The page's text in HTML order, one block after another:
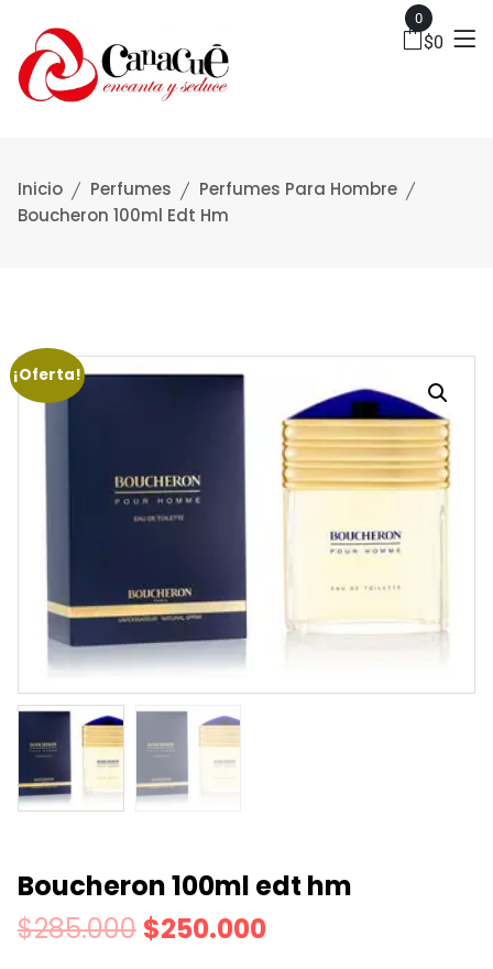
0
$0
Inicio Perfumes
Perfumes Para Hombre
Boucheron 100ml Edt Hm
¡Oferta!
Boucheron 100ml edt hm
$285.000 $250.000